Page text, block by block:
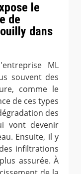
le
de
dans
ML
souvent des
comme le
de ces types
des
vont devenir
Ensuite, il y
infiltrations
assurée. À